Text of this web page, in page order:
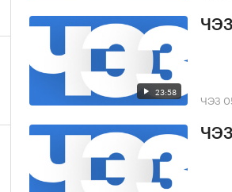
23:58 ЧЭЗ